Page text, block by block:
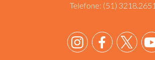
Telefone: (51) 3218.2651